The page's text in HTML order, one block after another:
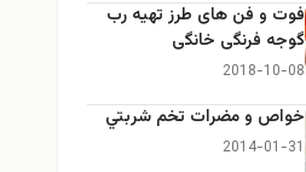
فوت و فن های طرز تهیه رب
گوجه فرنگی خانگی
2018-10-08
خواص و مضرات تخم شربتي
2014-01-31